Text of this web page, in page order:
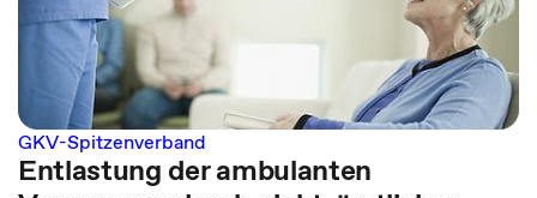
GKV-Spitzenverband
Entlastung der ambulanten